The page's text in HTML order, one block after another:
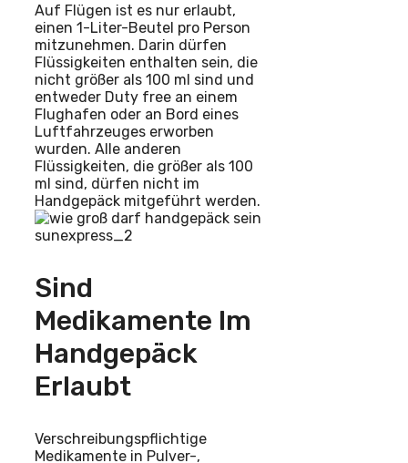
Auf Flügen ist es nur erlaubt,
einen 1-Liter-Beutel pro Person
mitzunehmen. Darin dürfen
Flüssigkeiten enthalten sein, die
nicht größer als 100 ml sind und
entweder Duty free an einem
Flughafen oder an Bord eines
Luftfahrzeuges erworben
wurden. Alle anderen
Flüssigkeiten, die größer als 100
ml sind, dürfen nicht im
Handgepäck mitgeführt werden.
Sind
Medikamente Im
Handgepäck
Erlaubt
Verschreibungspflichtige
Medikamente in Pulver-,